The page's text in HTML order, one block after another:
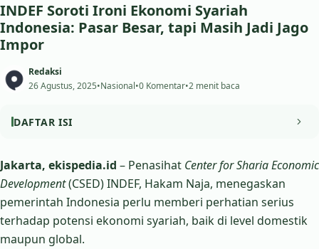
INDEF Soroti Ironi Ekonomi Syariah
Indonesia: Pasar Besar, tapi Masih Jadi Jago
Impor
Redaksi
26 Agustus, 2025•Nasional•0 Komentar•2 menit baca
DAFTAR ISI
Pasar Muslim Global Menggiurkan
Ironi Indonesia: Populasi Muslim Terbesar, tapi Defisit
Perdagangan Halal
Sektor Potensial yang Harus Digenjot
Jakarta, ekispedia.id – Penasihat Center for Sharia Economic
Development(CSED) INDEF, Hakam Naja, menegaskan
pemerintah Indonesia perlu memberi perhatian serius
terhadap potensi ekonomi syariah, baik di level domestik
maupun global.